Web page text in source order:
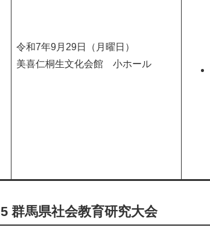
令和7年9月29日（月曜日）
美喜仁桐生文化会館 小ホール
5 群馬県社会教育研究大会